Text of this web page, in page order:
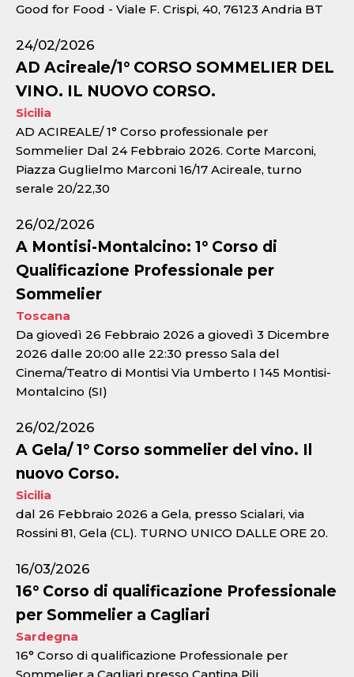
Good for Food - Viale F. Crispi, 40, 76123 Andria BT
24/02/2026
AD Acireale/1° CORSO SOMMELIER DEL
VINO. IL NUOVO CORSO.
Sicilia
AD ACIREALE/ 1° Corso professionale per
Sommelier Dal 24 Febbraio 2026. Corte Marconi,
Piazza Guglielmo Marconi 16/17 Acireale, turno
serale 20/22,30
26/02/2026
A Montisi-Montalcino: 1° Corso di
Qualificazione Professionale per
Sommelier
Toscana
Da giovedì 26 Febbraio 2026 a giovedì 3 Dicembre
2026 dalle 20:00 alle 22:30 presso Sala del
Cinema/Teatro di Montisi Via Umberto I 145 Montisi-
Montalcino (SI)
26/02/2026
A Gela/ 1° Corso sommelier del vino. Il
nuovo Corso.
Sicilia
dal 26 Febbraio 2026 a Gela, presso Scialari, via
Rossini 81, Gela (CL). TURNO UNICO DALLE ORE 20.
16/03/2026
16° Corso di qualificazione Professionale
per Sommelier a Cagliari
Sardegna
16° Corso di qualificazione Professionale per